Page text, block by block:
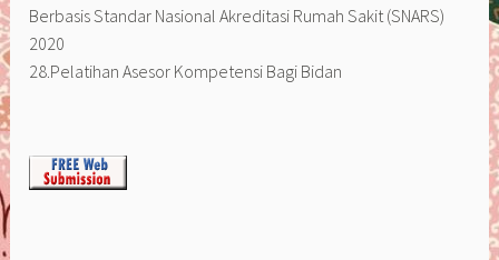
Berbasis Standar Nasional Akreditasi Rumah Sakit (SNARS)
2020
28.Pelatihan Asesor Kompetensi Bagi Bidan